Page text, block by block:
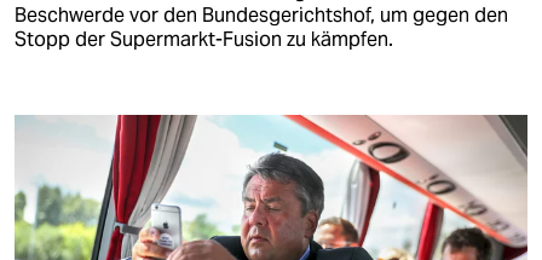
Beschwerde vor den Bundesgerichtshof, um gegen den
Stopp der Supermarkt-Fusion zu kämpfen.